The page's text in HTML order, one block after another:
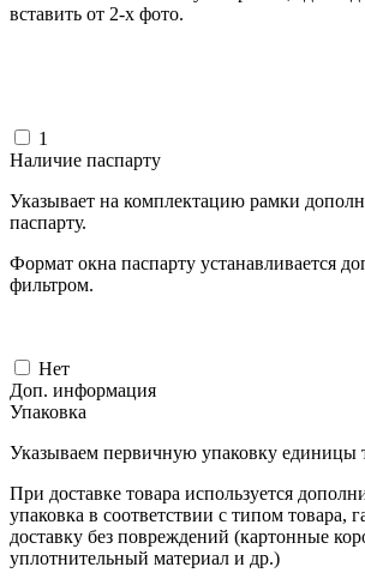
вставить от 2-х фото.
1
Наличие паспарту
Указывает на комплектацию рамки
паспарту.
Формат окна паспарту устанавливается
фильтром.
Нет
Доп. информация
Упаковка
Указываем первичную упаковку единицы
При доставке товара используется
упаковка в соответствии с типом товара,
доставку без повреждений (картонные
уплотнительный материал и др.)